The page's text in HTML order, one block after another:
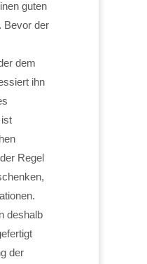
guten
Bevor der
dem
ihn
Regel
deshalb
der